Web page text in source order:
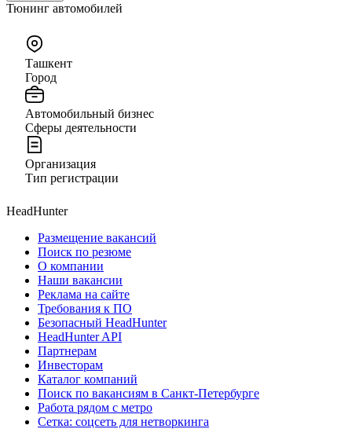
Тюнинг автомобилей
Ташкент
Город
Автомобильный бизнес
Сферы деятельности
Организация
Тип регистрации
HeadHunter
Размещение вакансий
Поиск по резюме
О компании
Наши вакансии
Реклама на сайте
Требования к ПО
Безопасный HeadHunter
HeadHunter API
Партнерам
Инвесторам
Каталог компаний
Поиск по вакансиям в Санкт-Петербурге
Работа рядом с метро
Сетка: соцсеть для нетворкинга